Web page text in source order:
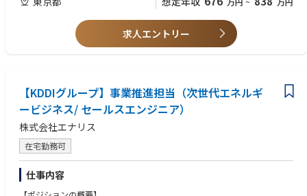
用する仕組みの提案
Tで制御し発電所のように調整力を提供する提案
STEP1（入社1ヶ月目）
基礎知識の習得 座学やeラーニングを中心に、電力業界の仕組みや脱炭素
（GX）のトレンド、自社商材の基礎を学びます。
STEP2（入社2〜3ヶ月目）
同行・実践開始 先輩コンサルタントの商談に同行し、実務の流れを学びま
す。並行して、難易度の低い（シンプルな構造の）商材から実際の提案活
動をスタートします。
・月２回程度の出張が可能な方
必要に応じて全国のお客様に訪問が発生します。
【歓迎（WANT）】
・複数の関係者が関わるプロジェクト型案件の推進・調整経験。
求人エントリー
【KDDIグループ】事業推進担当（次世代エネルギ
ービジネス/ セールスエンジニア）
株式会社エナリス
在宅勤務可
仕事内容